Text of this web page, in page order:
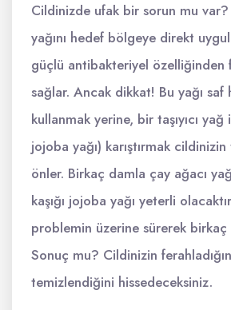
Cildinizde ufak bir sorun mu var?
yağını hedef bölgeye direkt
güçlü antibakteriyel özelliğinden
sağlar. Ancak dikkat! Bu yağı saf
kullanmak yerine, bir taşıyıcı
jojoba yağı) karıştırmak cildinizin
önler. Birkaç damla çay ağacı
kaşığı jojoba yağı yeterli
problemin üzerine sürerek
Sonuç mu? Cildinizin
temizlendiğini hissedeceksiniz.